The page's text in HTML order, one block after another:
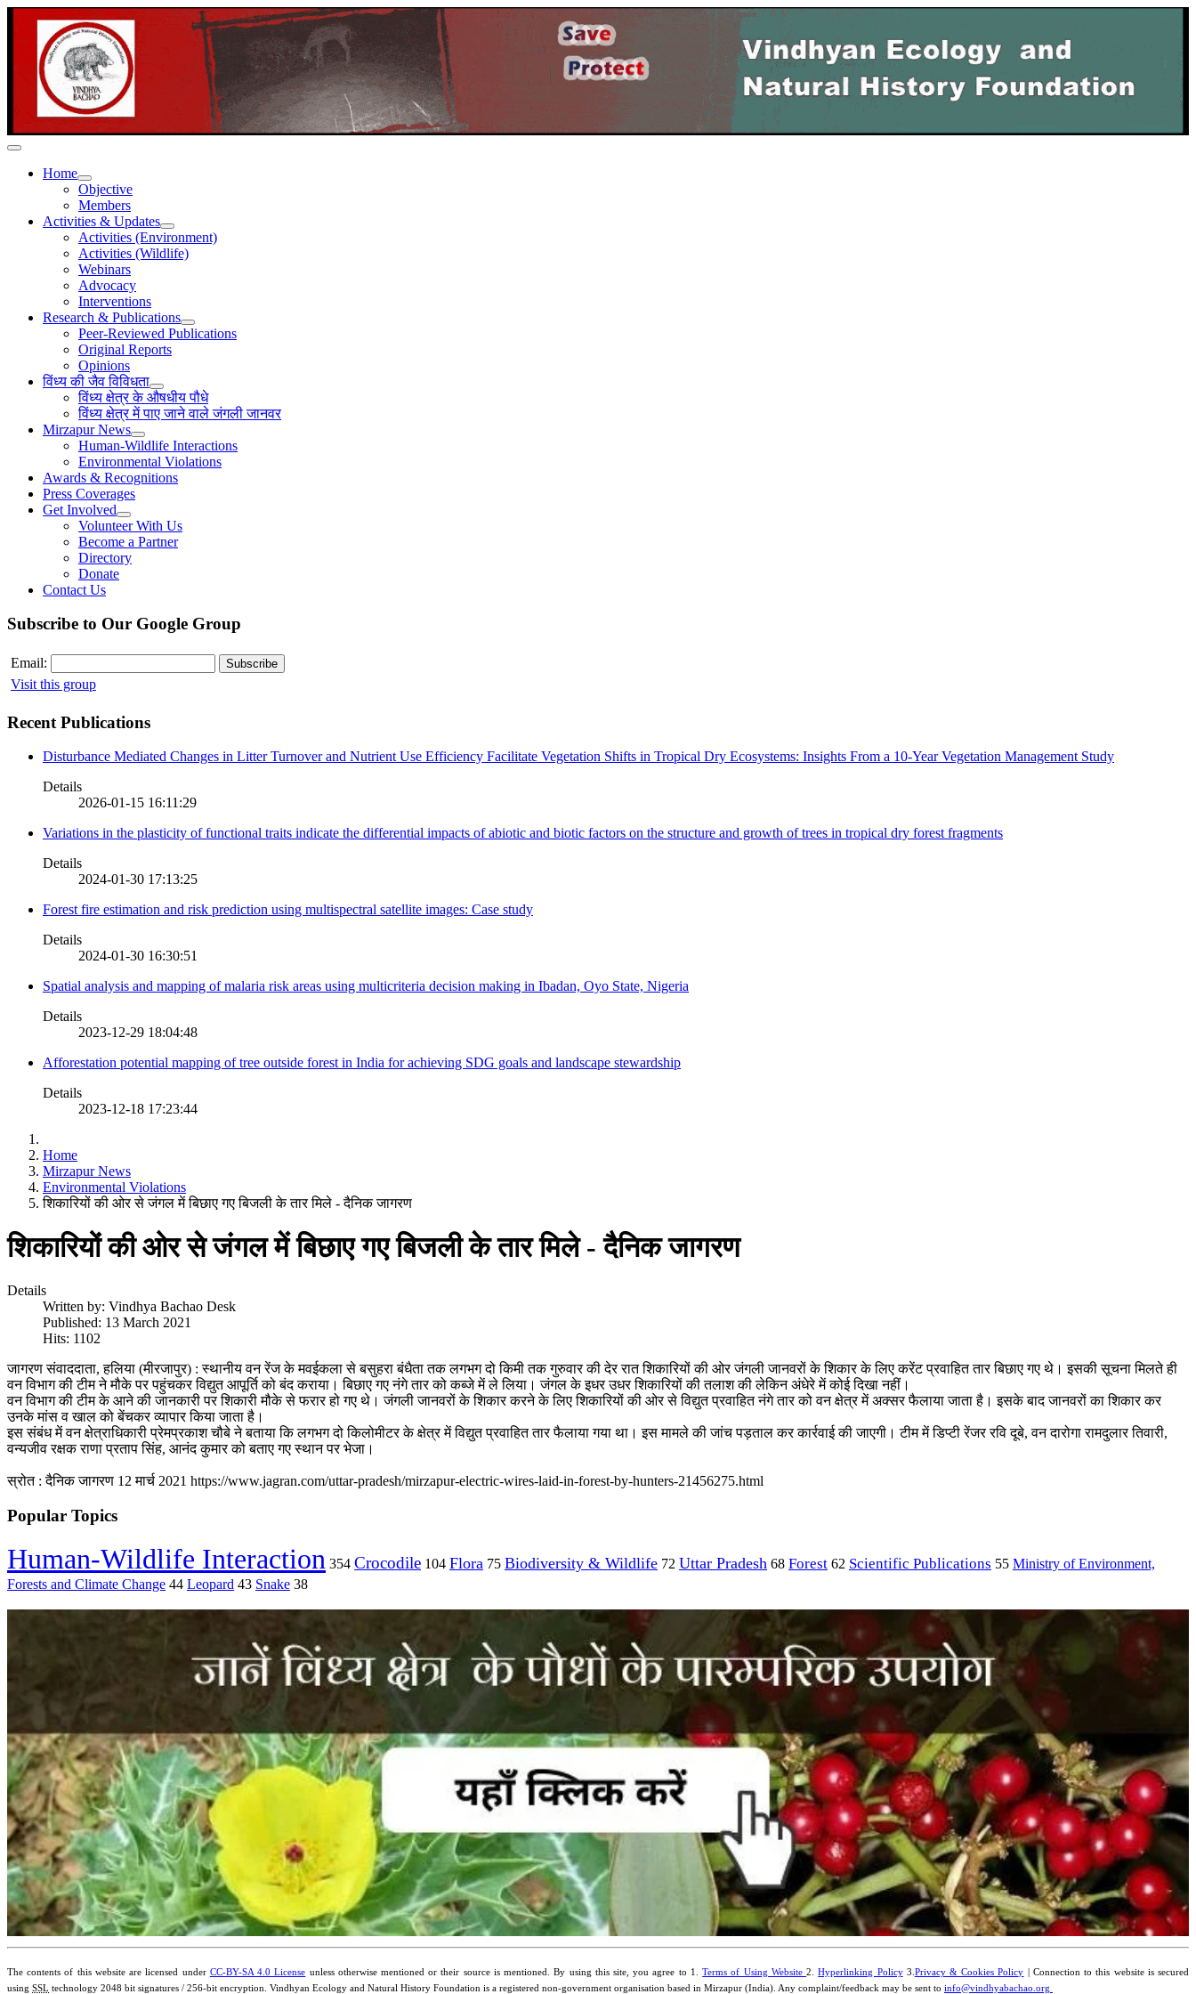
Home
Objective
Members
Activities & Updates
Activities (Environment)
Activities (Wildlife)
Webinars
Advocacy
Interventions
Research & Publications
Peer-Reviewed Publications
Original Reports
Opinions
विंध्य की जैव विविधता
विंध्य क्षेत्र के औषधीय पौधे
विंध्य क्षेत्र में पाए जाने वाले जंगली जानवर
Mirzapur News
Human-Wildlife Interactions
Environmental Violations
Awards & Recognitions
Press Coverages
Get Involved
Volunteer With Us
Become a Partner
Directory
Donate
Contact Us
Subscribe to Our Google Group
Email:
Visit this group
Recent Publications
Disturbance Mediated Changes in Litter Turnover and Nutrient Use Efficiency Facilitate Vegetation Shifts in Tropical Dry Ecosystems: Insights From a 10-Year Vegetation Management Study
Details
2026-01-15 16:11:29
Variations in the plasticity of functional traits indicate the differential impacts of abiotic and biotic factors on the structure and growth of trees in tropical dry forest fragments
Details
2024-01-30 17:13:25
Forest fire estimation and risk prediction using multispectral satellite images: Case study
Details
2024-01-30 16:30:51
Spatial analysis and mapping of malaria risk areas using multicriteria decision making in Ibadan, Oyo State, Nigeria
Details
2023-12-29 18:04:48
Afforestation potential mapping of tree outside forest in India for achieving SDG goals and landscape stewardship
Details
2023-12-18 17:23:44
Home
Mirzapur News
Environmental Violations
शिकारियों की ओर से जंगल में बिछाए गए बिजली के तार मिले - दैनिक जागरण
शिकारियों की ओर से जंगल में बिछाए गए बिजली के तार मिले - दैनिक जागरण
Details
Written by: Vindhya Bachao Desk
Published: 13 March 2021
Hits: 1102
जागरण संवाददाता, हलिया (मीरजापुर) : स्थानीय वन रेंज के मवईकला से बसुहरा बंधैता तक लगभग दो किमी तक गुरुवार की देर रात शिकारियों की ओर जंगली जानवरों के शिकार के लिए करेंट प्रवाहित तार बिछाए गए थे। इसकी सूचना मिलते ही
वन विभाग की टीम ने मौके पर पहुंचकर विद्युत आपूर्ति को बंद कराया। बिछाए गए नंगे तार को कब्जे में ले लिया। जंगल के इधर उधर शिकारियों की तलाश की लेकिन अंधेरे में कोई दिखा नहीं।
वन विभाग की टीम के आने की जानकारी पर शिकारी मौके से फरार हो गए थे। जंगली जानवरों के शिकार करने के लिए शिकारियों की ओर से विद्युत प्रवाहित नंगे तार को वन क्षेत्र में अक्सर फैलाया जाता है। इसके बाद जानवरों का शिकार कर
उनके मांस व खाल को बेंचकर व्यापार किया जाता है।
इस संबंध में वन क्षेत्राधिकारी प्रेमप्रकाश चौबे ने बताया कि लगभग दो किलोमीटर के क्षेत्र में विद्युत प्रवाहित तार फैलाया गया था। इस मामले की जांच पड़ताल कर कार्रवाई की जाएगी। टीम में डिप्टी रेंजर रवि दूबे, वन दारोगा रामदुलार तिवारी,
वन्यजीव रक्षक राणा प्रताप सिंह, आनंद कुमार को बताए गए स्थान पर भेजा।
स्रोत : दैनिक जागरण 12 मार्च 2021 https://www.jagran.com/uttar-pradesh/mirzapur-electric-wires-laid-in-forest-by-hunters-21456275.html
Popular Topics
Human-Wildlife Interaction 354 Crocodile 104 Flora 75 Biodiversity & Wildlife 72 Uttar Pradesh 68 Forest 62 Scientific Publications 55 Ministry of Environment,
Forests and Climate Change 44 Leopard 43 Snake 38
The contents of this website are licensed under CC-BY-SA 4.0 License unless otherwise mentioned or their source is mentioned. By using this site, you agree to 1.Terms of Using Website2.Hyperlinking Policy3.Privacy & Cookies Policy | Connection to this website is secured
using SSL technology 2048 bit signatures / 256-bit encryption. Vindhyan Ecology and Natural History Foundation is a registered non-government organisation based in Mirzapur (India). Any complaint/feedback may be sent to info@vindhyabachao.org